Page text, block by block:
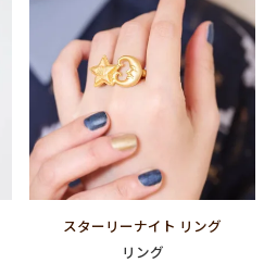
スターリーナイト リング
リング